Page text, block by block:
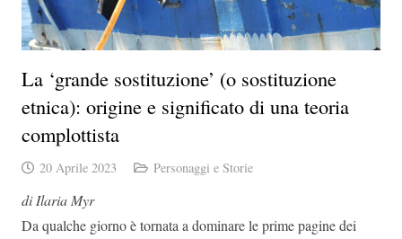
La ‘grande sostituzione’ (o sostituzione
etnica): origine e significato di una teoria
complottista
20 Aprile 2023 Personaggi e Storie
di Ilaria Myr
Da qualche giorno è tornata a dominare le prime pagine dei